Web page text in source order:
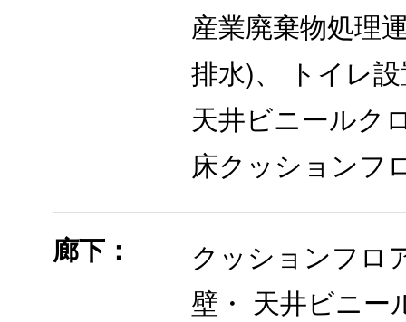
産業廃棄物処理
排水)、 トイレ
天井ビニールク
床クッションフ
廊下：
クッションフロ
壁・ 天井ビニー